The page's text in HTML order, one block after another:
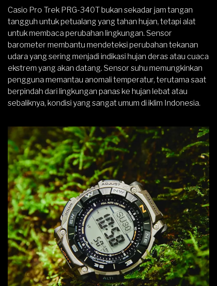
Casio Pro Trek PRG-340Tbukan sekadar jam tangan
tangguh untuk petualang yang tahan hujan, tetapi alat
untuk membaca perubahan lingkungan. Sensor
barometer membantu mendeteksi perubahan tekanan
udara yang sering menjadi indikasi hujan deras atau cuaca
ekstrem yang akan datang. Sensor suhu memungkinkan
pengguna memantau anomali temperatur, terutama saat
berpindah dari lingkungan panas ke hujan lebat atau
sebaliknya, kondisi yang sangat umum di iklim Indonesia.